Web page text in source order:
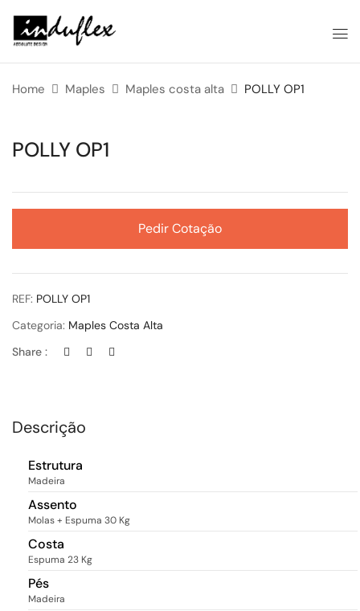
Home Maples Maples costa alta POLLY OP1
POLLY OP1
Pedir Cotação
REF: POLLY OP1
Categoria: Maples Costa Alta
Share :
Descrição
Estrutura
Madeira
Assento
Molas + Espuma 30 Kg
Costa
Espuma 23 Kg
Pés
Madeira